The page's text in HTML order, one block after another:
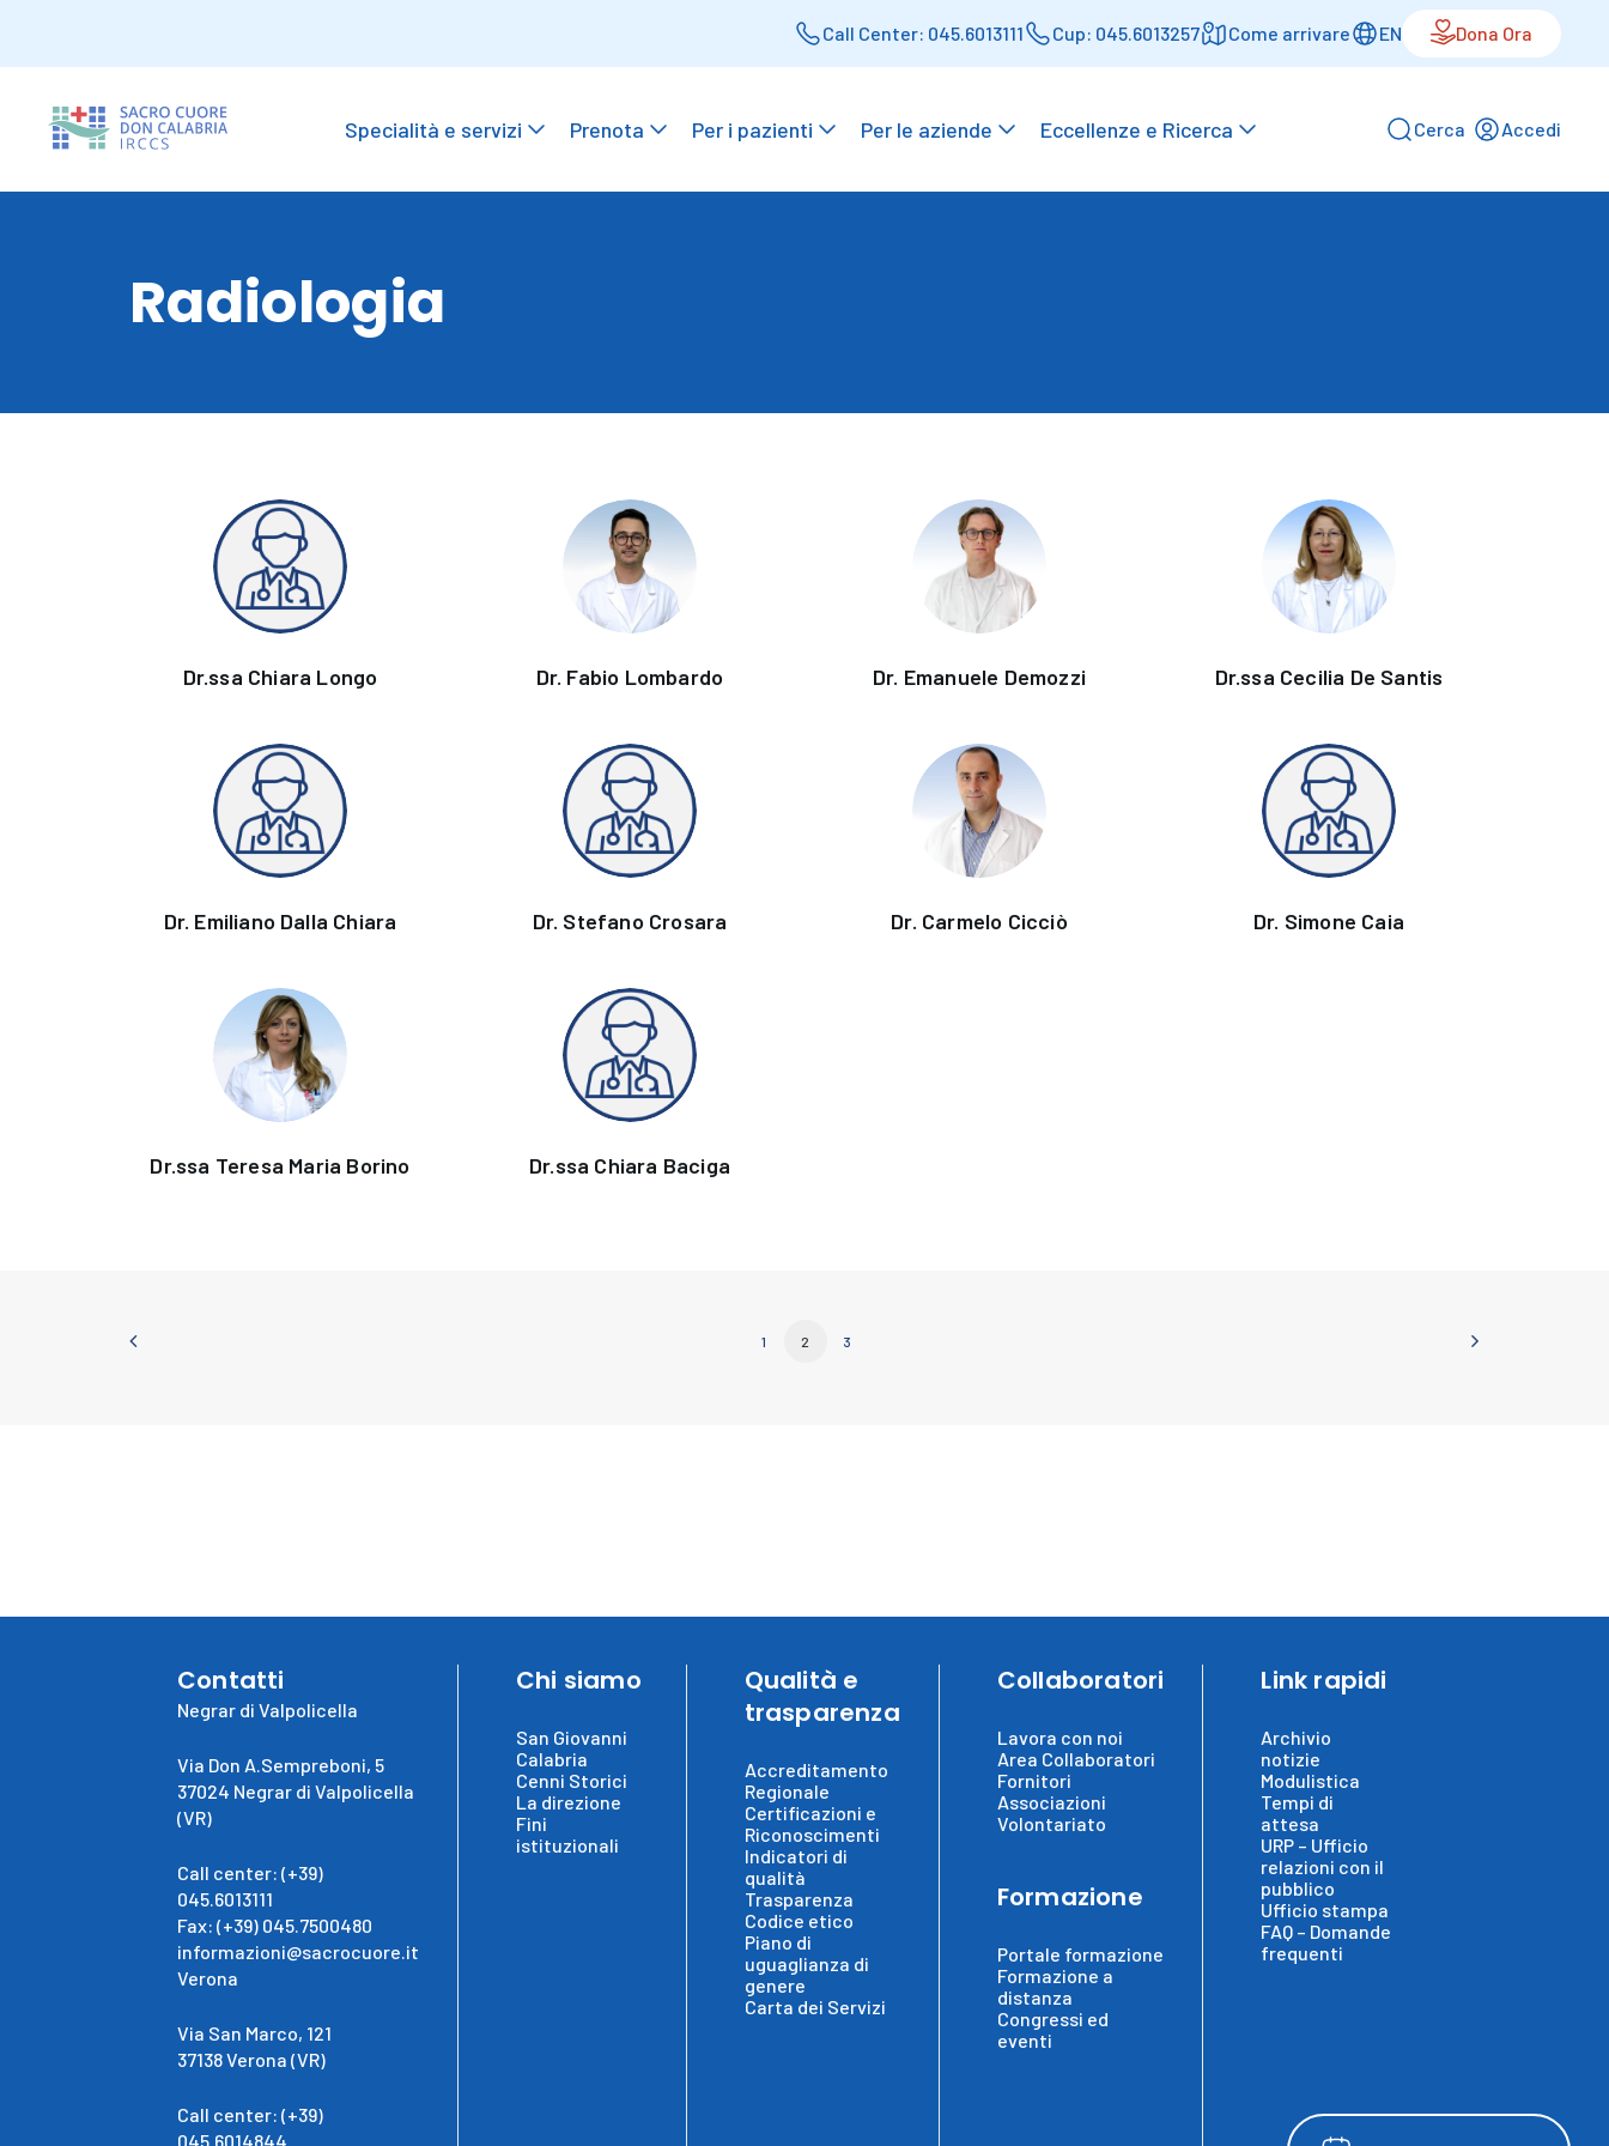
Call Center: 045.6013111 Cup: 045.6013257 Come arrivare EN Dona Ora
Specialità e servizi Prenota Per i pazienti Per le aziende Eccellenze e Ricerca Cerca Accedi
Radiologia
Dr.ssa Chiara Longo Dr. Fabio Lombardo Dr. Emanuele Demozzi Dr.ssa Cecilia De Santis
Dr. Emiliano Dalla Chiara Dr. Stefano Crosara Dr. Carmelo Cicciò Dr. Simone Caia
Dr.ssa Teresa Maria Borino Dr.ssa Chiara Baciga
1 2 3
Contatti
Negrar di Valpolicella
Via Don A.Sempreboni, 5
37024 Negrar di Valpolicella
(VR)
Call center: (+39)
045.6013111
Fax: (+39) 045.7500480
informazioni@sacrocuore.it
Verona
Via San Marco, 121
37138 Verona (VR)
Call center: (+39)
045.6014844
Chi siamo
San Giovanni
Calabria
Cenni Storici
La direzione
Fini
istituzionali
Qualità e
trasparenza
Accreditamento
Regionale
Certificazioni e
Riconoscimenti
Indicatori di
qualità
Trasparenza
Codice etico
Piano di
uguaglianza di
genere
Carta dei Servizi
Collaboratori
Lavora con noi
Area Collaboratori
Fornitori
Associazioni
Volontariato
Formazione
Portale formazione
Formazione a
distanza
Congressi ed
eventi
Link rapidi
Archivio
notizie
Modulistica
Tempi di
attesa
URP – Ufficio
relazioni con il
pubblico
Ufficio stampa
FAQ – Domande
frequenti